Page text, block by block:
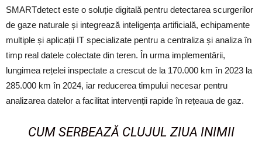
SMARTdetect este o soluție digitală pentru detectarea scurgerilor
de gaze naturale și integrează inteligența artificială, echipamente
multiple și aplicații IT specializate pentru a centraliza și analiza în
timp real datele colectate din teren. În urma implementării,
lungimea rețelei inspectate a crescut de la 170.000 km în 2023 la
285.000 km în 2024, iar reducerea timpului necesar pentru
analizarea datelor a facilitat intervenții rapide în rețeaua de gaz.
CUM SERBEAZĂ CLUJUL ZIUA INIMII